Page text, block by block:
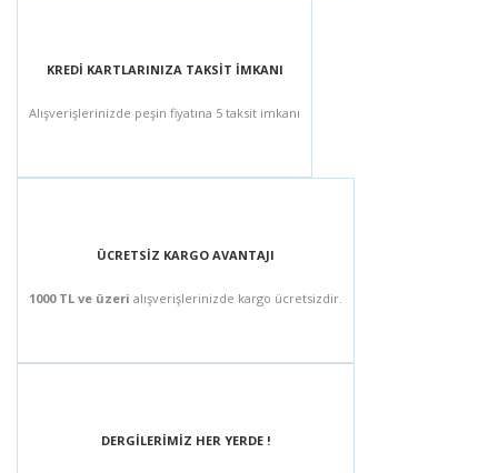
KREDİ KARTLARINIZA TAKSİT İMKANI
Alışverişlerinizde peşin fiyatına 5 taksit imkanı
ÜCRETSİZ KARGO AVANTAJI
1000 TL ve üzeri alışverişlerinizde kargo ücretsizdir.
DERGİLERİMİZ HER YERDE !